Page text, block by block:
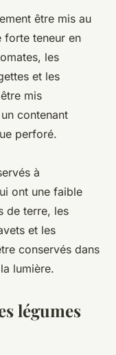
être mis au
forte teneur en
les
et les
mis
contenant
perforé.
à
ont une faible
de terre, les
et les
conservés dans
lumière.
légumes